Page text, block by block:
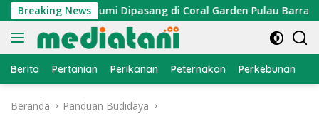
Langsung
ke
konten
Breaking News
Cumi Dipasang di Coral Garden Pulau Barrang Caddi
Berita Pertanian Perikanan Peternakan Perkebunan
Beranda Panduan Budidaya